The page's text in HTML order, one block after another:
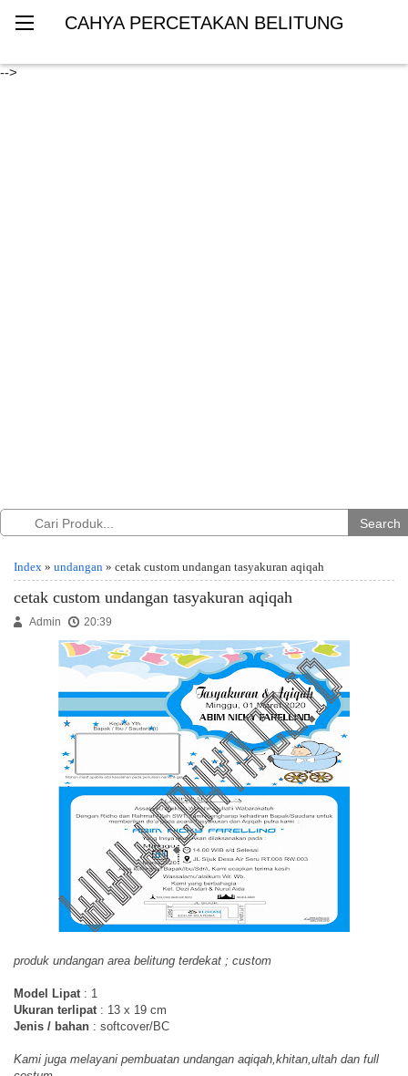
-->
CAHYA PERCETAKAN BELITUNG
Search
Index » undangan » cetak custom undangan tasyakuran aqiqah
cetak custom undangan tasyakuran aqiqah
Admin 20:39
produk undangan area belitung terdekat ; custom
Model Lipat : 1
Ukuran terlipat: 13 x 19 cm
Jenis / bahan : softcover/BC
Kami juga melayani pembuatan undangan aqiqah,khitan,ultah dan full